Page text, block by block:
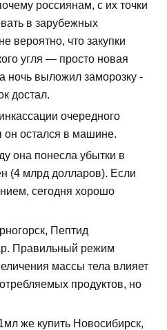
россиянам, с их точки
в зарубежных
вероятно, что закупки
угля — просто новая
ночь выложил заморозку -
достал.
очередного
он остался в машине.
она понесла убытки в
(4 млрд долларов). Если
сегодня хорошо
Пептид
Правильный режим
массы тела влияет
продуктов, но
же купить Новосибирск,